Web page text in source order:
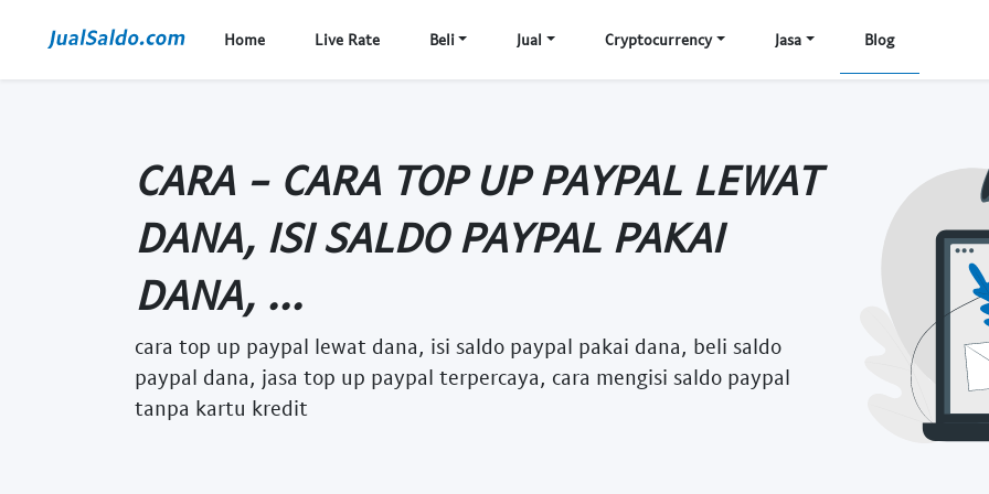
Home Live Rate Beli Jual Cryptocurrency Jasa Blog
CARA - CARA TOP UP PAYPAL LEWAT
DANA, ISI SALDO PAYPAL PAKAI
DANA, ...
cara top up paypal lewat dana, isi saldo paypal pakai dana, beli saldo
paypal dana, jasa top up paypal terpercaya, cara mengisi saldo paypal
tanpa kartu kredit